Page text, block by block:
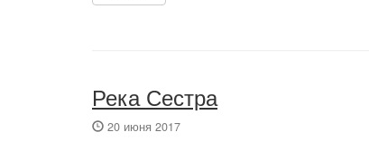
Река Сестра
20 июня 2017